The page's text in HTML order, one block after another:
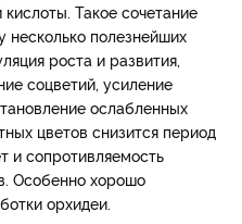
Такое сочетание
несколько полезнейших
роста и развития,
соцветий, усиление
ослабленных
цветов снизится период
и сопротивляемость
Особенно хорошо
орхидеи.